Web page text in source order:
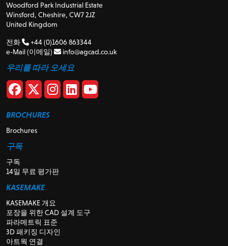
Woodford Park Industrial Estate
Winsford, Cheshire, CW7 2JZ
United Kingdom
전화
+44 (0)1606 863344
e-Mail (이메일)
info@agcad.co.uk
우리를 따라 오세요
BROCHURES
Brochures
구독
구독
14일 무료 평가판
KASEMAKE
KASEMAKE 개요
포장을 위한 CAD 설계 도구
파라메트릭 표준
3D 패키징 디자인
아트웍 연결